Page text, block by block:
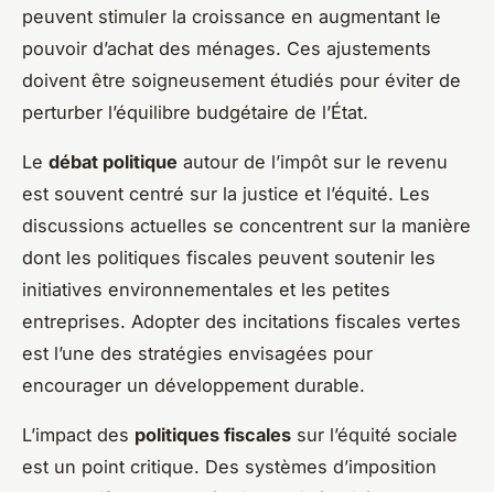
peuvent stimuler la croissance en augmentant le
pouvoir d’achat des ménages. Ces ajustements
doivent être soigneusement étudiés pour éviter de
perturber l’équilibre budgétaire de l’État.
Le débat politique autour de l’impôt sur le revenu
est souvent centré sur la justice et l’équité. Les
discussions actuelles se concentrent sur la manière
dont les politiques fiscales peuvent soutenir les
initiatives environnementales et les petites
entreprises. Adopter des incitations fiscales vertes
est l’une des stratégies envisagées pour
encourager un développement durable.
L’impact des politiques fiscales sur l’équité sociale
est un point critique. Des systèmes d’imposition